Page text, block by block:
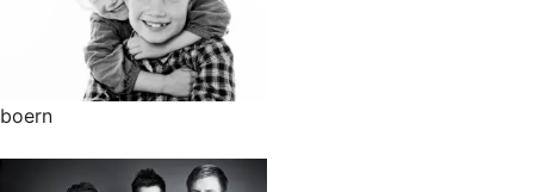
boern